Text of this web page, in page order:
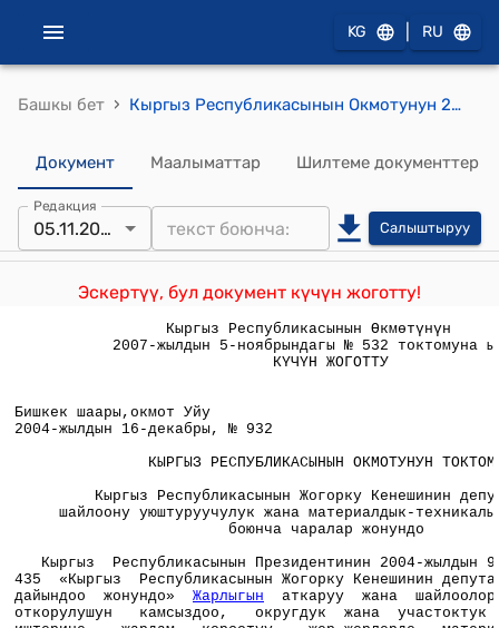
KG RU
Башкы бет › Кыргыз Республикасынын Окмотунун 2004-жылдын 16-декабрынын № 932 токтмоу "Кыргыз Республикасынын Жогорку Кенешинин депутаттарын шайлоону уюштуруучулук жана материалдык-техникалык камсыздоо боюнча чаралар жонундо"
Документ Маалыматтар Шилтеме документтер
Редакция
05.11.2007 Салыштыруу
Эскертүү, бул документ күчүн жоготту!